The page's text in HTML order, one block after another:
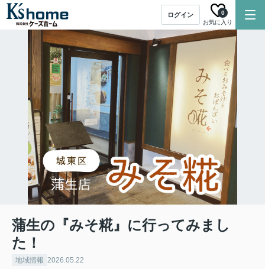
ログイン
お気に入り
0
蒲生の『みそ糀』に行ってみまし
た！
地域情報 2026.05.22